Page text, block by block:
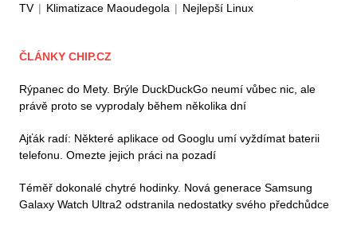
TV | Klimatizace Maoudegola | Nejlepší Linux
ČLÁNKY CHIP.CZ
Rýpanec do Mety. Brýle DuckDuckGo neumí vůbec nic, ale
právě proto se vyprodaly během několika dní
Ajťák radí: Některé aplikace od Googlu umí vyždímat baterii
telefonu. Omezte jejich práci na pozadí
Téměř dokonalé chytré hodinky. Nová generace Samsung
Galaxy Watch Ultra2 odstranila nedostatky svého předchůdce